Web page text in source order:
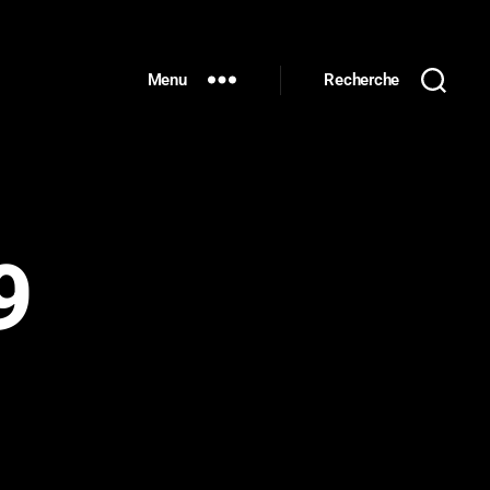
Menu Recherche